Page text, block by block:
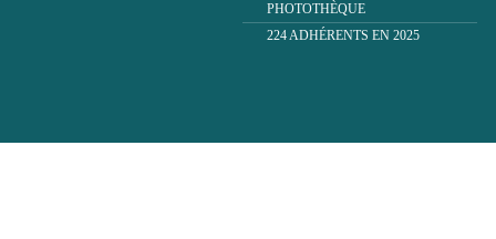
PHOTOTHÈQUE
224 ADHÉRENTS EN 2025